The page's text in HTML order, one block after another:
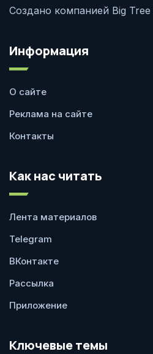
Создано компанией Big Tree
Информация
О сайте
Реклама на сайте
Контакты
Как нас читать
Лента материалов
Telegram
ВКонтакте
Рассылка
Приложение
Ключевые темы